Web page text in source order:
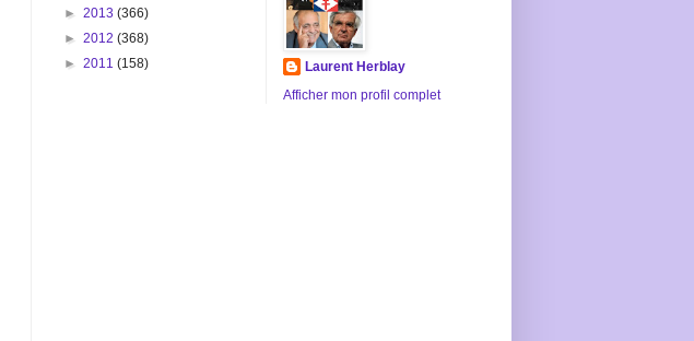
► 2013 (366)
► 2012 (368)
► 2011 (158)
Laurent Herblay
Afficher mon profil complet